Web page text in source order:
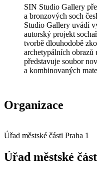
SIN Studio Gallery
a bronzových soch
Studio Gallery uvádí
autorský projekt
tvorbě dlouhodobě
archetypálních
představuje soubor
a kombinovaných
Organizace
Úřad městské části Praha 1
Úřad městské